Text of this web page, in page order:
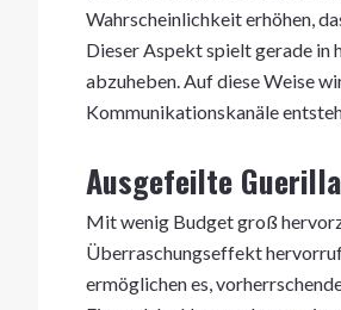
Wahrscheinlichkeit erhöhen,
Dieser Aspekt spielt gerade in
abzuheben. Auf diese Weise
Kommunikationskanäle
Ausgefeilte
Mit wenig Budget groß
Überraschungseffekt
ermöglichen es,